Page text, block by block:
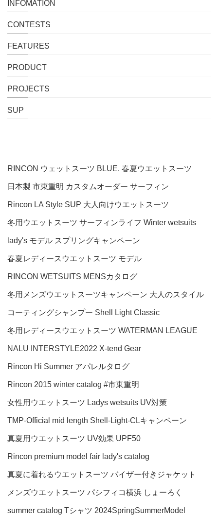
INFOMATION
CONTESTS
FEATURES
PRODUCT
PROJECTS
SUP
RINCON ウェットスーツ BLUE. 春夏ウエットスーツ
日本製 市東重明 カスタムオーダー サーフィン
Rincon LA Style SUP 大人向けウエットスーツ
冬用ウエットスーツ サーフィンライフ Winter wetsuits
lady's モデル スプリングキャンペーン
春夏レディースウエットスーツ モデル
RINCON WETSUITS MENSカタログ
冬用メンズウエットスーツキャンペーン 大人のスタイル
コーティングシャンプー Shell Light Classic
冬用レディースウエットスーツ WATERMAN LEAGUE
NALU INTERSTYLE2022 X-tend Gear
Rincon Hi Summer アパレルタログ
Rincon 2015 winter catalog #市東重明
女性用ウエットスーツ Ladys wetsuits UV対策
TMP-Official mid length Shell-Light-CLキャンペーン
真夏用ウエットスーツ UV効果 UPF50
Rincon premium model fair lady's catalog
真夏に着れるウエットスーツ バイザー付きジャケット
メンズウエットスーツ パシフィコ横浜 しょーろく
summer catalog Tシャツ 2024SpringSummerModel